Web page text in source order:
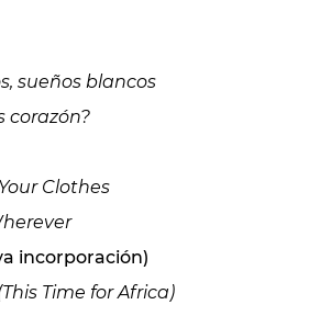
sueños blancos
corazón?
Clothes
incorporación)
Time for Africa)